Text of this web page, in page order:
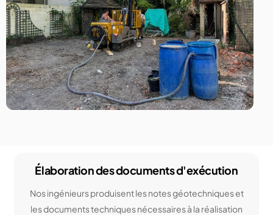
Élaboration des documents d'exécution
Nos ingénieurs produisent les notes géotechniques et
les documents techniques nécessaires à la réalisation